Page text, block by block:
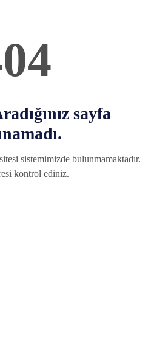
sayfa
sistemimizde bulunmamaktadır.
kontrol ediniz.